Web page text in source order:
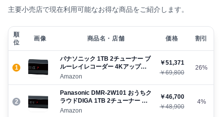
主要小売店で現在利用可能なお得な商品をご紹介します。
順
位
画像 商品名・店舗 価格 割引
1
パナソニック 1TB 2チューナー ブ
ルーレイレコーダー 4Kアップコ
ンバート対応 おうちクラウド
Amazon
￥51,371
￥69,800
26%
2
Panasonic DMR-2W101 おうちク
ラウドDIGA 1TB 2チューナー パ
ナソニック
Amazon
￥46,700
￥48,900
4%